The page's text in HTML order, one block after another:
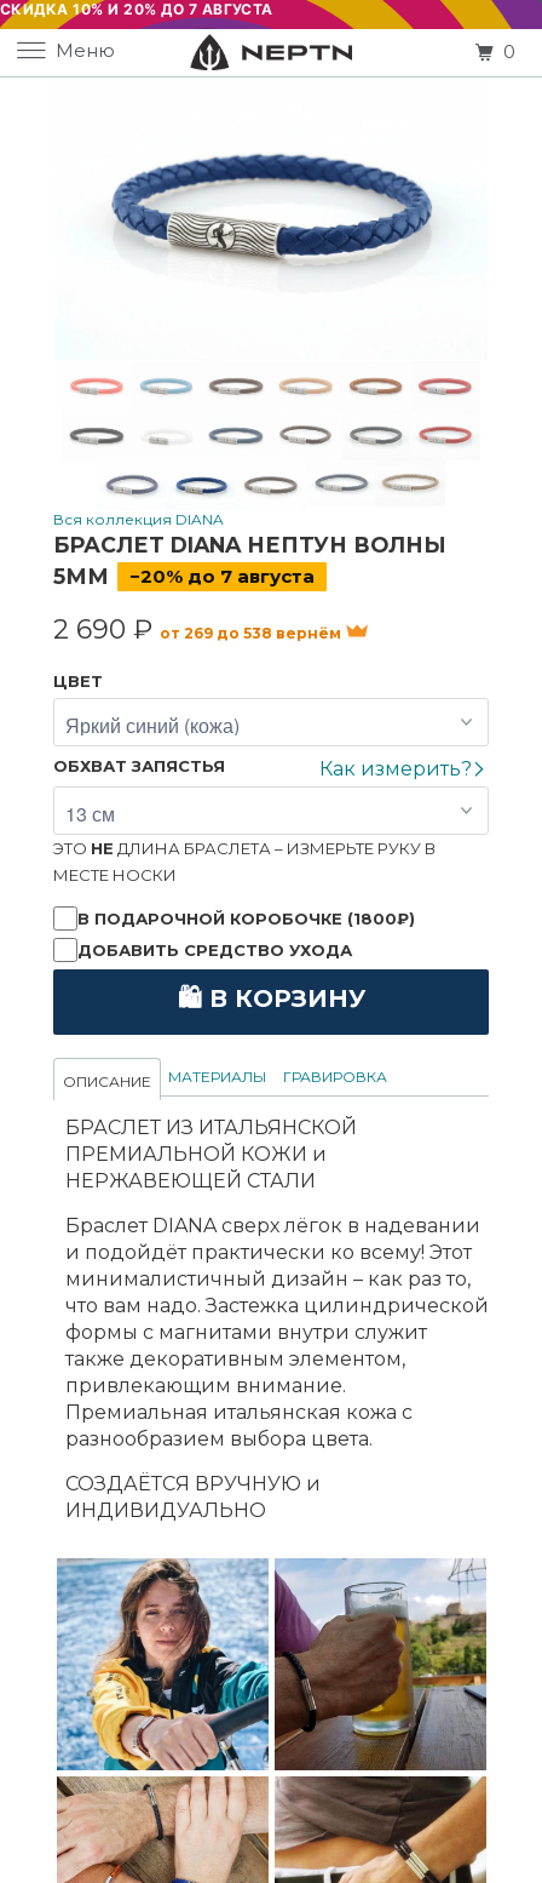
Вся коллекция DIANA
БРАСЛЕТ DIANA НЕПТУН ВОЛНЫ
5ММ
−20% до 7 августа
2 690 ₽ от 269 до 538 вернём
ЦВЕТ
Как измерить?
ОБХВАТ ЗАПЯСТЬЯ
ЭТО НЕ ДЛИНА БРАСЛЕТА – ИЗМЕРЬТЕ РУКУ В
МЕСТЕ НОСКИ
В ПОДАРОЧНОЙ КОРОБОЧКЕ (1800₽)
ДОБАВИТЬ СРЕДСТВО УХОДА
🛍 В КОРЗИНУ
ОПИСАНИЕ МАТЕРИАЛЫ ГРАВИРОВКА
БРАСЛЕТ ИЗ ИТАЛЬЯНСКОЙ
ПРЕМИАЛЬНОЙ КОЖИ и
НЕРЖАВЕЮЩЕЙ СТАЛИ
Браслет DIANA сверх лёгок в надевании
и подойдёт практически ко всему! Этот
минималистичный дизайн – как раз то,
что вам надо. Застежка цилиндрической
формы с магнитами внутри служит
также декоративным элементом,
привлекающим внимание.
Премиальная итальянская кожа с
разнообразием выбора цвета.
СОЗДАЁТСЯ ВРУЧНУЮ и
ИНДИВИДУАЛЬНО
Меню 0